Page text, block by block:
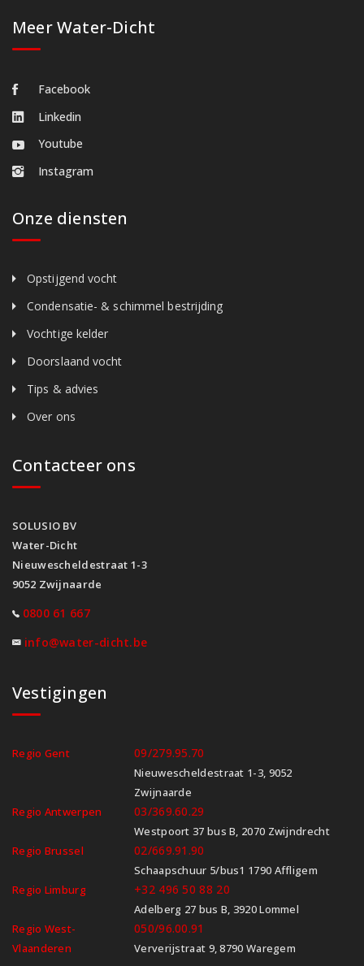
Meer Water-Dicht
Facebook
Linkedin
Youtube
Instagram
Onze diensten
Opstijgend vocht
Condensatie- & schimmel bestrijding
Vochtige kelder
Doorslaand vocht
Tips & advies
Over ons
Contacteer ons
SOLUSIO BV
Water-Dicht
Nieuwescheldestraat 1-3
9052 Zwijnaarde
0800 61 667
info@water-dicht.be
Vestigingen
Regio Gent 09/279.95.70
Nieuwescheldestraat 1-3, 9052
Zwijnaarde
Regio Antwerpen
03/369.60.29
Westpoort 37 bus B, 2070 Zwijndrecht
Regio Brussel
02/669.91.90
Schaapschuur 5/bus1 1790 Affligem
Regio Limburg
+32 496 50 88 20
Adelberg 27 bus B, 3920 Lommel
Regio West-
Vlaanderen
050/96.00.91
Ververijstraat 9, 8790 Waregem